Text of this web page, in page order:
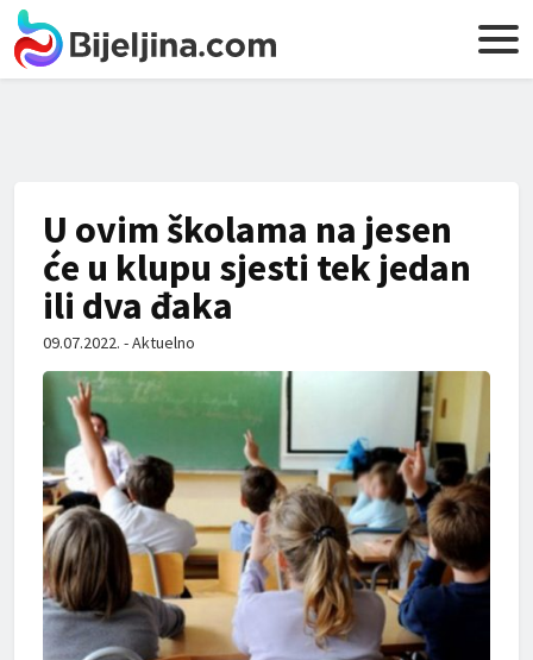
U ovim školama na jesen
će u klupu sjesti tek jedan
ili dva đaka
09.07.2022. - Aktuelno